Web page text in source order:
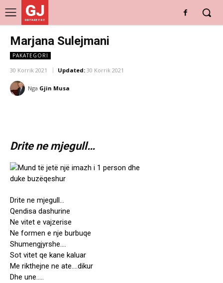
GJ
DRITARE E RE
Marjana Sulejmani
PAKATEGORI
30 Korrik 2021 Updated: 30 Korrik 2021
Nga Gjin Musa
Drite ne mjegull…
Drite ne mjegull…
Qendisa dashurine
Ne vitet e vajzerise
Ne formen e nje burbuqe
Shumengjyrshe….
Sot vitet qe kane kaluar
Me rikthejne ne ate….dikur
Dhe une…..